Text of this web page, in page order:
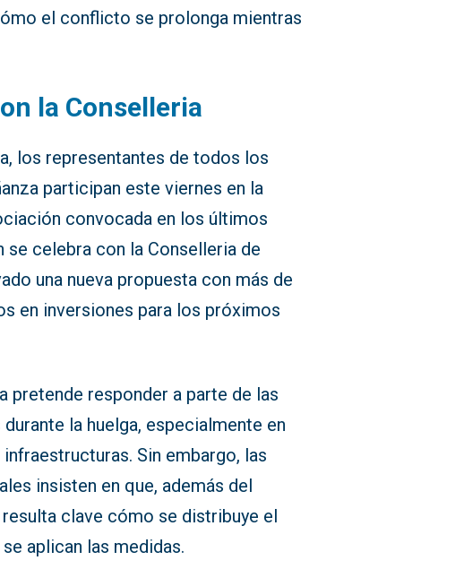
el conflicto se prolonga mientras
la Conselleria
los representantes de todos los
participan este viernes en la
convocada en los últimos
se celebra con la Conselleria de
una nueva propuesta con más de
en inversiones para los próximos
pretende responder a parte de las
la huelga, especialmente en
Sin embargo, las
insisten en que, además del
clave cómo se distribuye el
aplican las medidas.